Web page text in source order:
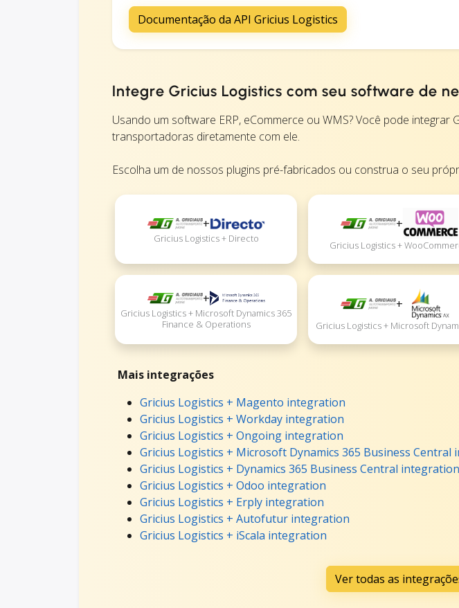
Documentação da API Gricius Logistics
Integre Gricius Logistics com seu software de
Usando um software ERP, eCommerce ou WMS? Você pode integrar
transportadoras diretamente com ele.
Escolha um de nossos plugins pré-fabricados ou construa o seu
+
Gricius Logistics + Directo
+
Gricius Logistics +
+
Gricius Logistics + Microsoft Dynamics 365
Finance & Operations
+
Gricius Logistics + Microsoft
Mais integrações
Gricius Logistics + Magento integration
Gricius Logistics + Workday integration
Gricius Logistics + Ongoing integration
Gricius Logistics + Microsoft Dynamics 365 Business Central
Gricius Logistics + Dynamics 365 Business Central integration
Gricius Logistics + Odoo integration
Gricius Logistics + Erply integration
Gricius Logistics + Autofutur integration
Gricius Logistics + iScala integration
Ver todas as